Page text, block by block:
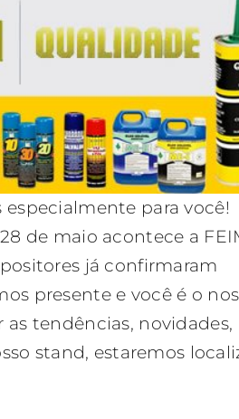
para você!
de maio acontece a
já confirmaram
presente e você é o
tendências, novidades,
stand, estaremos